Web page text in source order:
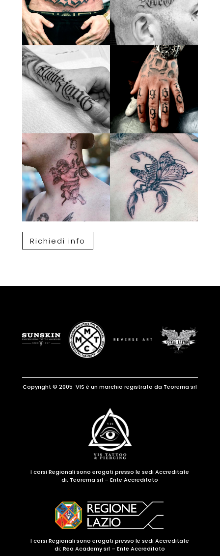
Richiedi info
Copyright © 2005 VIS è un marchio registrato da Teorema srl
I corsi Regionali sono erogati presso le sedi Accreditate
di: Teorema srl – Ente Accreditato
I corsi Regionali sono erogati presso le sedi Accreditate
di: Rea Academy srl – Ente Accreditato